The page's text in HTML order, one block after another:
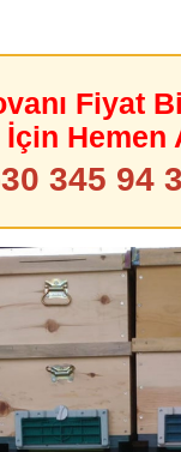
Fiyat
Hemen
345 94